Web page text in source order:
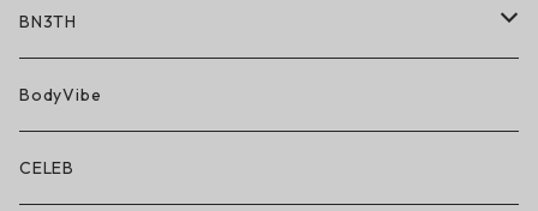
BN3TH
BN3TH × ON THE ROAM
ボクサーブリーフ/ショート丈
BodyVibe
CELEB